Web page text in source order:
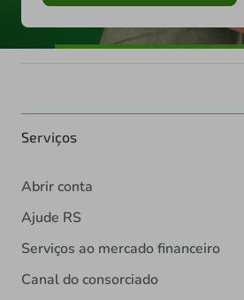
Serviços
Abrir conta
Ajude RS
Serviços ao mercado financeiro
Canal do consorciado